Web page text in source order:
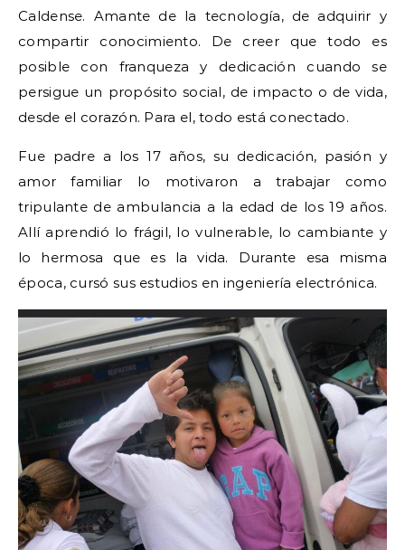
Caldense. Amante de la tecnología, de adquirir y
compartir conocimiento. De creer que todo es
posible con franqueza y dedicación cuando se
persigue un propósito social, de impacto o de vida,
desde el corazón. Para el, todo está conectado.
Fue padre a los 17 años, su dedicación, pasión y
amor familiar lo motivaron a trabajar como
tripulante de ambulancia a la edad de los 19 años.
Allí aprendió lo frágil, lo vulnerable, lo cambiante y
lo hermosa que es la vida. Durante esa misma
época, cursó sus estudios en ingeniería electrónica.